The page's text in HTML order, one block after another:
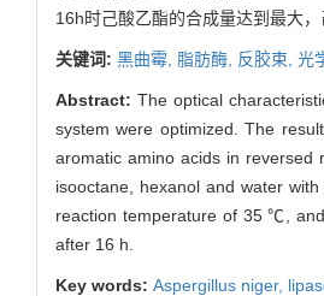
16h时己酸乙酯的合成量达到最大
关键词: 黑曲霉, 脂肪酶, 反胶束, 光
Abstract: The optical
system were optimized. The
aromatic amino acids in reversed
isooctane, hexanol and water
reaction temperature of 35 ℃,
after 16 h.
Key words: Aspergillus niger,